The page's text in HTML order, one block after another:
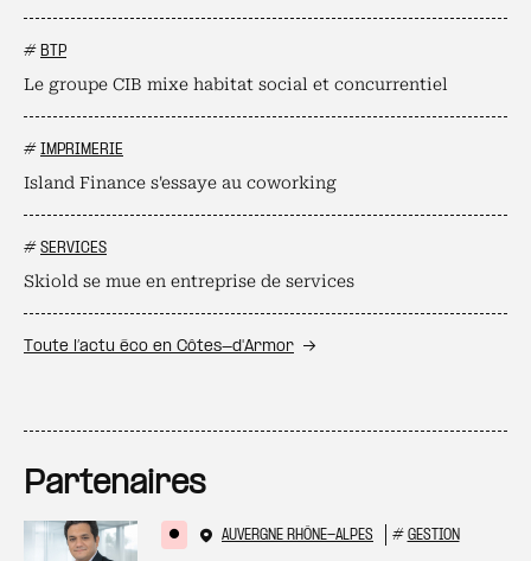
# BTP
Le groupe CIB mixe habitat social et concurrentiel
# IMPRIMERIE
Island Finance s'essaye au coworking
# SERVICES
Skiold se mue en entreprise de services
Toute l’actu éco en Côtes-d'Armor
Partenaires
AUVERGNE RHÔNE-ALPES # GESTION